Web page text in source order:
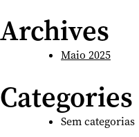
Archives
Maio 2025
Categories
Sem categorias